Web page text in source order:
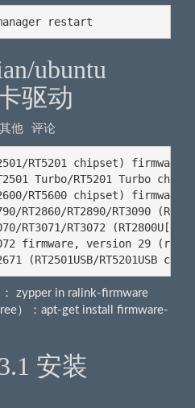
restart
ubuntu
驱动
其他 评论
RT5201 chipset)
Turbo/RT5201 Turbo
RT5600 chipset)
RT2860/RT2890/RT3090
RT3071/RT3072
firmware, version 29
(RT2501USB/
zypper in ralink-firmware
）：apt-get install firmware-
安装